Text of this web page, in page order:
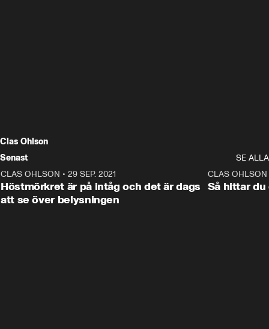
Clas Ohlson
Senast
SE ALLA
CLAS OHLSON • 29 SEP. 2021
Höstmörkret är på intåg och det är dags
att se över belysningen
CLAS OHLSON
Så hittar